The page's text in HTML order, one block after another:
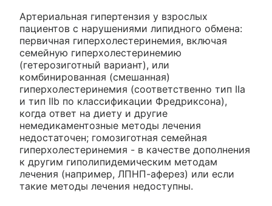
Артериальная гипертензия у взрослых
пациентов с нарушениями липидного обмена:
первичная гиперхолестеринемия, включая
семейную гиперхолестеринемию
(гетерозиготный вариант), или
комбинированная (смешанная)
гиперхолестеринемия (соответственно тип IIa
и тип IIb по классификации Фредриксона),
когда ответ на диету и другие
немедикаментозные методы лечения
недостаточен; гомозиготная семейная
гиперхолестеринемия - в качестве дополнения
к другим гиполипидемическим методам
лечения (например, ЛПНП-аферез) или если
такие методы лечения недоступны.